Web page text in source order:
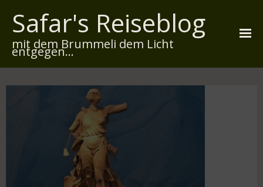
Safar's Reiseblog
mit dem Brummeli dem Licht
entgegen...